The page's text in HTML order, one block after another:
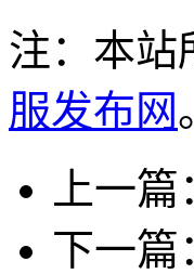
注：本站
服发布网
上一篇
下一篇